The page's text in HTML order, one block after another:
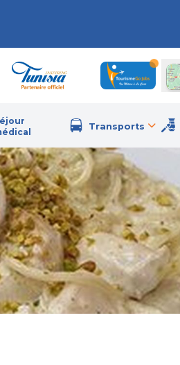
Transports